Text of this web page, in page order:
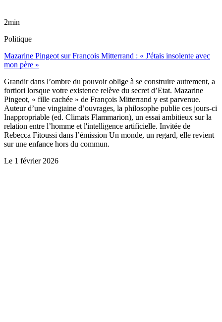
2min
Politique
Mazarine Pingeot sur François Mitterrand : « J'étais insolente avec
mon père »
Grandir dans l’ombre du pouvoir oblige à se construire autrement, a
fortiori lorsque votre existence relève du secret d’Etat. Mazarine
Pingeot, « fille cachée » de François Mitterrand y est parvenue.
Auteur d’une vingtaine d’ouvrages, la philosophe publie ces jours-ci
Inappropriable (ed. Climats Flammarion), un essai ambitieux sur la
relation entre l’homme et l'intelligence artificielle. Invitée de
Rebecca Fitoussi dans l’émission Un monde, un regard, elle revient
sur une enfance hors du commun.
Le 1 février 2026